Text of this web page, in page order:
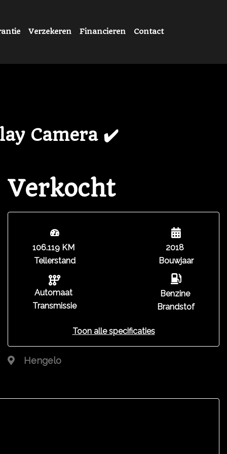
Verzekeren Financieren Contact
Camera ✔️
Verkocht
106.119 KM
Tellerstand
Automaat
Transmissie
2018
Bouwjaar
Benzine
Brandstof
Toon alle specificaties
Hengelo